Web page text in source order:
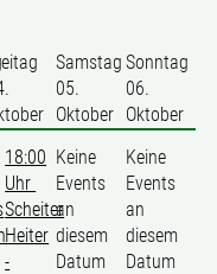
18:00
Uhr
Scheiter
Heiter
-
Samstag
05.
Oktober
Keine
Events
an
diesem
Datum
Sonntag
06.
Oktober
Keine
Events
an
diesem
Datum